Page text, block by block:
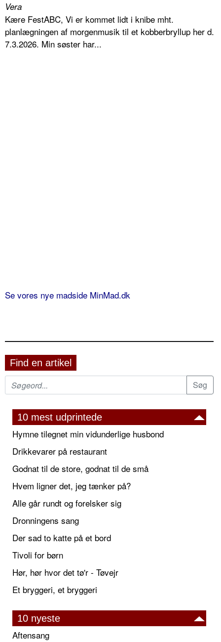
Vera
Kære FestABC, Vi er kommet lidt i knibe mht.
planlægningen af morgenmusik til et kobberbryllup her d.
7.3.2026. Min søster har...
Se vores nye madside MinMad.dk
Find en artikel
10 mest udprintede
Hymne tilegnet min vidunderlige husbond
Drikkevarer på restaurant
Godnat til de store, godnat til de små
Hvem ligner det, jeg tænker på?
Alle går rundt og forelsker sig
Dronningens sang
Der sad to katte på et bord
Tivoli for børn
Hør, hør hvor det tø'r - Tøvejr
Et bryggeri, et bryggeri
10 nyeste
Aftensang